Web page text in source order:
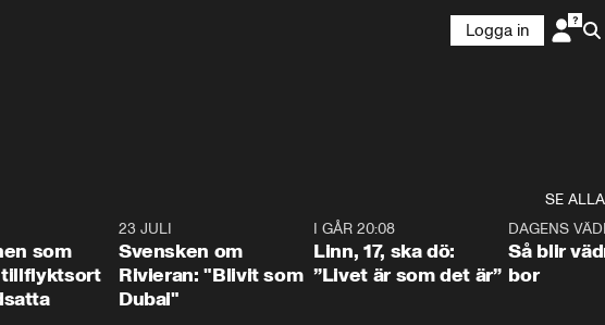
Logga in
SE ALLA
som
23 JULI
Svensken om
Rivieran: "Blivit som
Dubai"
I GÅR 20:08
Linn, 17, ska dö:
”Livet är som det är”
DAGENS
Så blir
bor